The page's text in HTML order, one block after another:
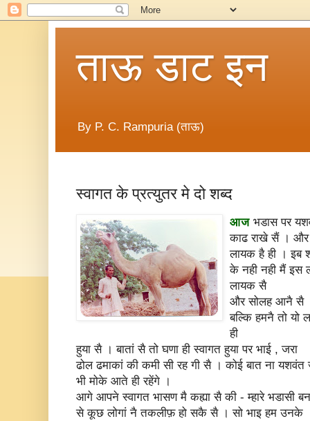
ताऊ डाट इन
By P. C. Rampuria (ताऊ)
स्वागत के प्रत्युतर मे दो शब्द
आज भडास पर
काढ राखे सैं । और
लायक है ही । इब
के नही नही मैं इस
लायक सै
और सोलह आनै सै ।
बल्कि हमनै तो यो
ही
हुया सै । बातां सै तो घणा ही स्वागत हुया पर भाई , जरा
ढोल ढमाकां की कमी सी रह गी सै । कोई बात ना
भी मोके आते ही रहेंगे ।
आगे आपने स्वागत भासण मै कह्या सै की - म्हारे भडासी
से कूछ लोगां नै तकलीफ़ हो सकै सै । सो भाइ हम उनके